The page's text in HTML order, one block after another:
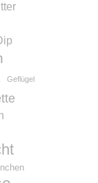
Geflügel